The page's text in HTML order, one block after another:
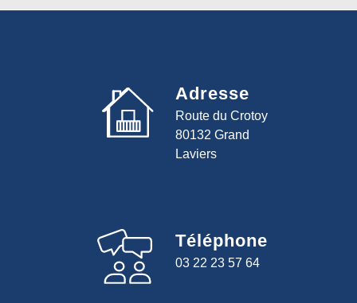
Adresse
Route du Crotoy
80132 Grand
Laviers
Téléphone
03 22 23 57 64